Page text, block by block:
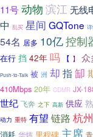
11号动物 滨江 无线
中 乱买 星间 GQTone
54名 居多 10亿控制
在行 挡 42年 吗 【 】 众
Push-to-Talk 被 洲 却 指 缷
410Mbps 20年 CDMR JX-
世纪 飞奔 之下 高新 供应
动力 重特 有望 链路 杭州
消耗 华炜 里程碑 主席